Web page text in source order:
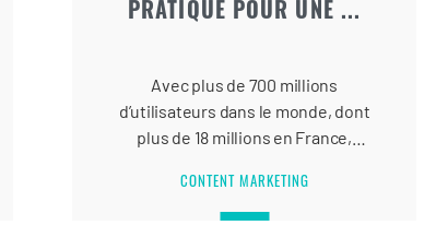
PRATIQUE POUR UNE ...
Avec plus de 700 millions
d’utilisateurs dans le monde, dont
plus de 18 millions en France,
pour les entreprises de toutes
tailles et de tous secteurs.
CONTENT MARKETING